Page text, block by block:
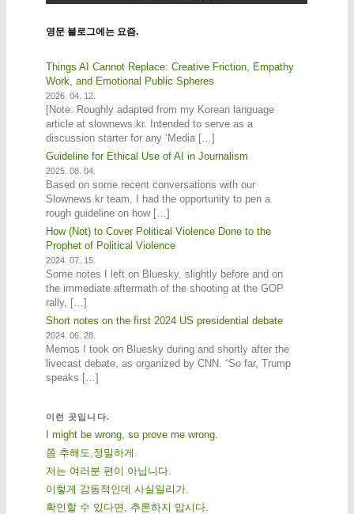
영문 블로그에는 요즘.
Things AI Cannot Replace: Creative Friction, Empathy
Work, and Emotional Public Spheres
2026. 04. 12.
[Note: Roughly adapted from my Korean language
article at slownews.kr. Intended to serve as a
discussion starter for any ‘Media […]
Guideline for Ethical Use of AI in Journalism
2025. 08. 04.
Based on some recent conversations with our
Slownews.kr team, I had the opportunity to pen a
rough guideline on how […]
How (Not) to Cover Political Violence Done to the
Prophet of Political Violence
2024. 07. 15.
Some notes I left on Bluesky, slightly before and on
the immediate aftermath of the shooting at the GOP
rally, […]
Short notes on the first 2024 US presidential debate
2024. 06. 28.
Memos I took on Bluesky during and shortly after the
livecast debate, as organized by CNN. “So far, Trump
speaks […]
이런 곳입니다.
I might be wrong, so prove me wrong.
쫌 추해도,정밀하게.
저는 여러분 편이 아닙니다.
이렇게 감동적인데 사실일리가.
확인할 수 있다면, 추론하지 맙시다.